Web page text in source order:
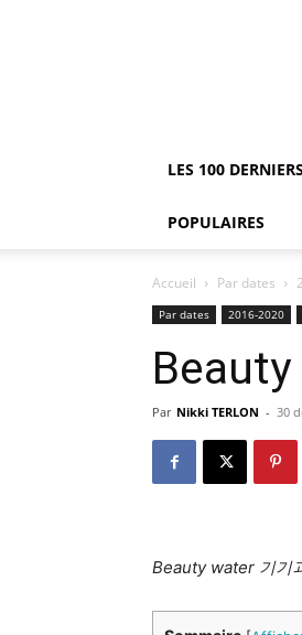
LES 100
POPULAIRES
Accueil Par dates
Par dates 2016-2020
Par Nikki TERLON - 30
Beauty water 기기